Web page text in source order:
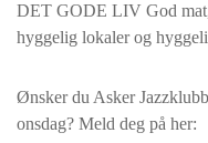
DET GODE LIV God
hyggelig lokaler og
Ønsker du Asker
onsdag? Meld deg på her: